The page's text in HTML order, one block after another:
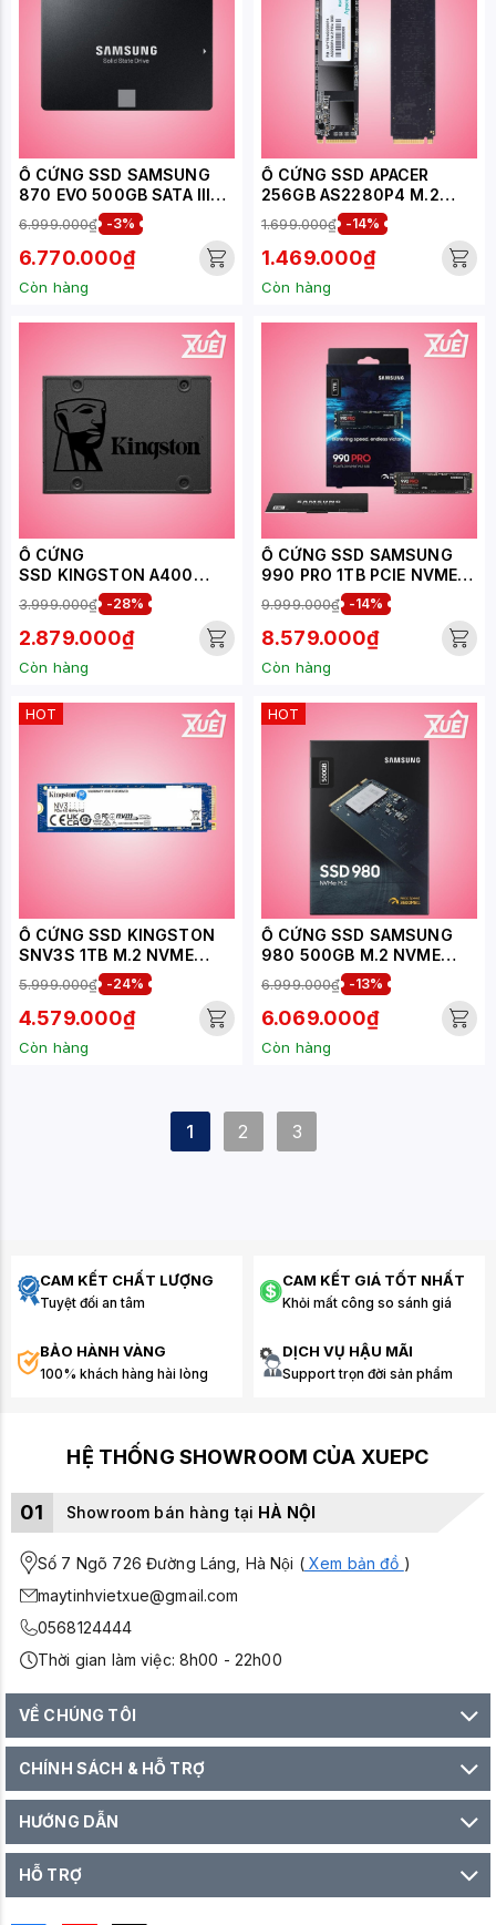
Ổ CỨNG SSD SAMSUNG
870 EVO 500GB SATA III
6GB/S 2.5 INCH ( ĐỌC
560MB/S - GHI 530MB/S) -
(MZ-77E500BW)
6.999.000₫ -3%
6.770.000₫
Còn hàng
Ổ CỨNG SSD APACER
256GB AS2280P4 M.2
NVME PCIE GEN 3 X4
(AP256GAS2280P4-1)
1.699.000₫ -14%
1.469.000₫
Còn hàng
Ổ CỨNG
SSD KINGSTON A400
480GB 2.5 INCH SATA3
(ĐỌC 500MB/S - GHI
450MB/S) -
(SA400S37/480G)
3.999.000₫ -28%
2.879.000₫
Còn hàng
Ổ CỨNG SSD SAMSUNG
990 PRO 1TB PCIE NVME
4.0X4 (ĐỌC 7450MB/S -
GHI 6900MB/S) - (MZ-
V9P1T0BW)
9.999.000₫ -14%
8.579.000₫
Còn hàng
HOT
Ổ CỨNG SSD KINGSTON
SNV3S 1TB M.2 NVME
2280 PCIE GEN 4X4 (ĐỌC
6000MB/S - GHI
4000MB/S) -
(SNV3S/1000G)
5.999.000₫ -24%
4.579.000₫
Còn hàng
HOT
Ổ CỨNG SSD SAMSUNG
980 500GB M.2 NVME
PCIE GEN 3.0X4 (ĐỌC
3100MB/S - GHI
2600MB/S) - (MZ-
6.999.000₫ -13%
6.069.000₫
Còn hàng
1 2 3
CAM KẾT CHẤT LƯỢNG
Tuyệt đối an tâm
CAM KẾT GIÁ TỐT NHẤT
Khỏi mất công so sánh giá
BẢO HÀNH VÀNG
100% khách hàng hài lòng
DỊCH VỤ HẬU MÃI
Support trọn đời sản phẩm
HỆ THỐNG SHOWROOM CỦA XUEPC
01 Showroom bán hàng tại HÀ NỘI
Số 7 Ngõ 726 Đường Láng, Hà Nội (Xem bản đồ )
maytinhvietxue@gmail.com
0568124444
Thời gian làm việc: 8h00 - 22h00
VỀ CHÚNG TÔI
CHÍNH SÁCH & HỖ TRỢ
HƯỚNG DẪN
HỖ TRỢ